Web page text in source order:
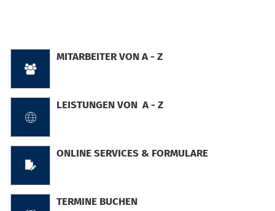
StartseiteMITARBEITER VON A - Z
LEISTUNGEN VON A - Z
ONLINE SERVICES & FORMULARE
TERMINE BUCHEN